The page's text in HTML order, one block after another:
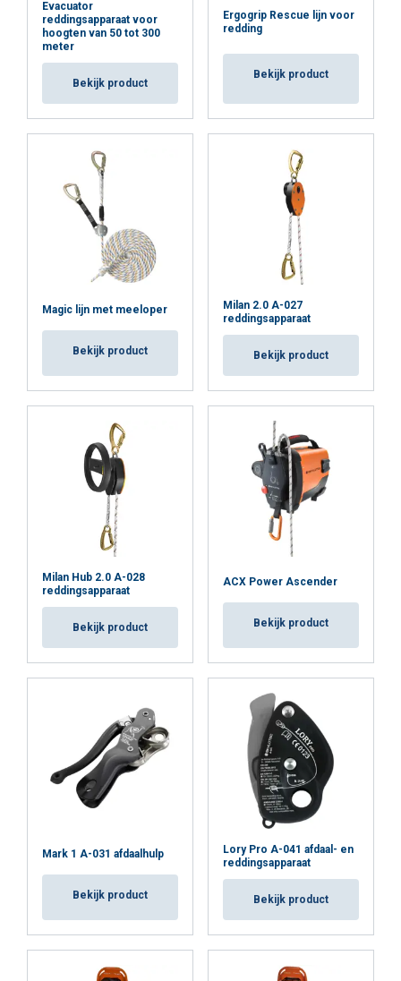
gemakkelijke verbinding met laddersporten om de
effectiviteit van de redding te optimaliseren
Opbergtas
Markering:
Norm:
Evacuator
reddingsapparaat voor
hoogten van 50 tot 300
meter
Bekijk product
Ergogrip Rescue lijn voor
redding
Bekijk product
Magic lijn met meeloper
Bekijk product
Milan 2.0 A-027
reddingsapparaat
Bekijk product
Milan Hub 2.0 A-028
reddingsapparaat
Bekijk product
ACX Power Ascender
Bekijk product
Mark 1 A-031 afdaalhulp
Bekijk product
Lory Pro A-041 afdaal- en
reddingsapparaat
Bekijk product
Functioneel Niet-geclassificeerd
DETAILS WEERGEVEN